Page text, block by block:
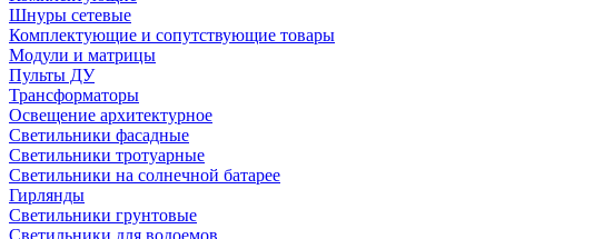
Шнуры сетевые
Комплектующие и сопутствующие товары
Модули и матрицы
Пульты ДУ
Трансформаторы
Освещение архитектурное
Светильники фасадные
Светильники тротуарные
Светильники на солнечной батарее
Гирлянды
Светильники грунтовые
Светильники для водоемов